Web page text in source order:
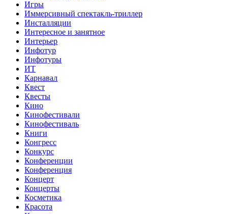
Игры
Иммерсивный спектакль-триллер
Инсталляции
Интересное и занятное
Интерьер
Инфотур
Инфотуры
ИТ
Карнавал
Квест
Квесты
Кино
Кинофестивали
Кинофестиваль
Книги
Конгресс
Конкурс
Конференции
Конференция
Концерт
Концерты
Косметика
Красота